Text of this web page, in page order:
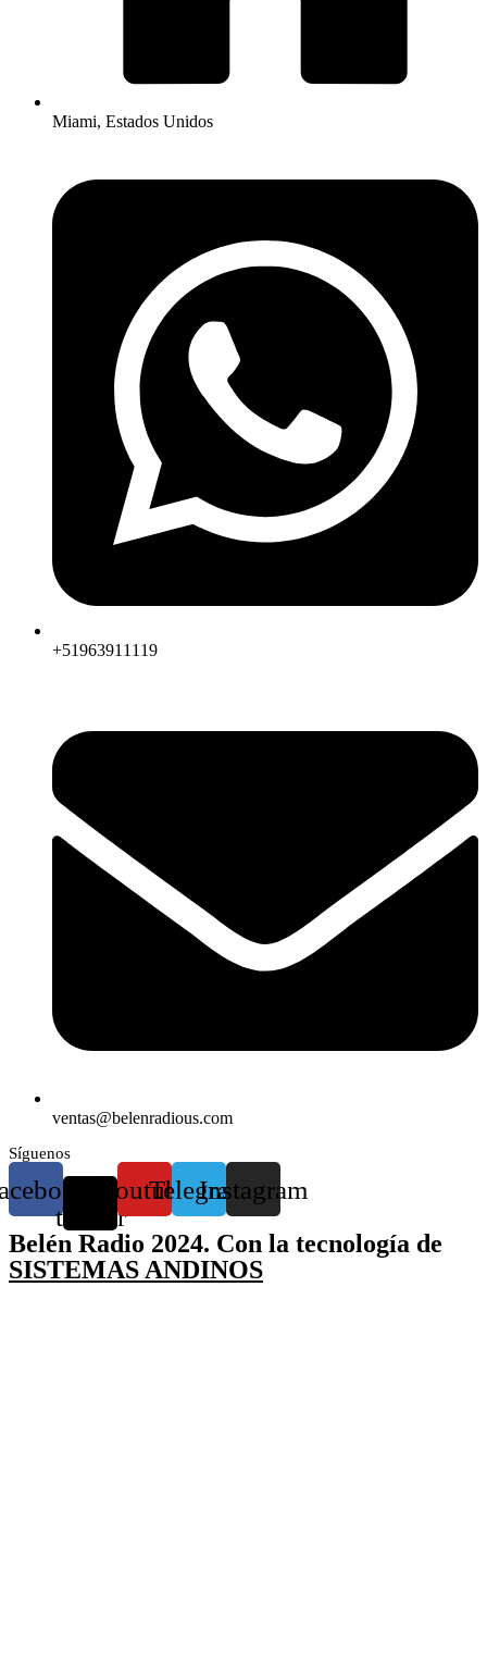
Miami, Estados Unidos
+51963911119
ventas@belenradious.com
Síguenos
twitter
Youtube
TelegramInstagram
Belén Radio 2024. Con la tecnología de
SISTEMAS ANDINOS